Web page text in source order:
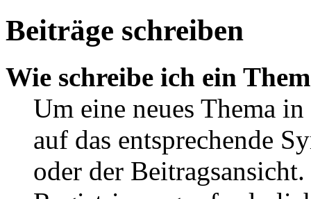
Beiträge schreiben
Wie schreibe ich ein
Um eine neues Thema
auf das entsprechende
oder der